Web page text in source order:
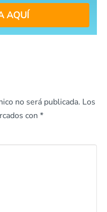
AQUÍ
no será publicada. Los
con *